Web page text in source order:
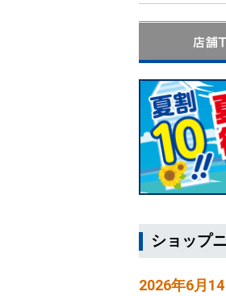
ショップ
2026年6月14